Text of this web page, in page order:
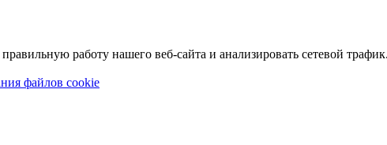
работу нашего веб-сайта и анализировать сетевой трафик.
файлов cookie